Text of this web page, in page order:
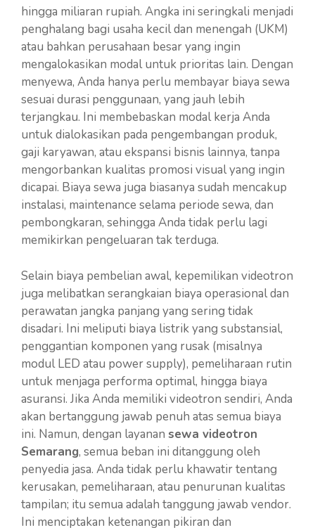
hingga miliaran rupiah. Angka ini seringkali menjadi
penghalang bagi usaha kecil dan menengah (UKM)
atau bahkan perusahaan besar yang ingin
mengalokasikan modal untuk prioritas lain. Dengan
menyewa, Anda hanya perlu membayar biaya sewa
sesuai durasi penggunaan, yang jauh lebih
terjangkau. Ini membebaskan modal kerja Anda
untuk dialokasikan pada pengembangan produk,
gaji karyawan, atau ekspansi bisnis lainnya, tanpa
mengorbankan kualitas promosi visual yang ingin
dicapai. Biaya sewa juga biasanya sudah mencakup
instalasi, maintenance selama periode sewa, dan
pembongkaran, sehingga Anda tidak perlu lagi
memikirkan pengeluaran tak terduga.
Selain biaya pembelian awal, kepemilikan videotron
juga melibatkan serangkaian biaya operasional dan
perawatan jangka panjang yang sering tidak
disadari. Ini meliputi biaya listrik yang substansial,
penggantian komponen yang rusak (misalnya
modul LED atau power supply), pemeliharaan rutin
untuk menjaga performa optimal, hingga biaya
asuransi. Jika Anda memiliki videotron sendiri, Anda
akan bertanggung jawab penuh atas semua biaya
ini. Namun, dengan layanan sewa videotron
Semarang, semua beban ini ditanggung oleh
penyedia jasa. Anda tidak perlu khawatir tentang
kerusakan, pemeliharaan, atau penurunan kualitas
tampilan; itu semua adalah tanggung jawab vendor.
Ini menciptakan ketenangan pikiran dan